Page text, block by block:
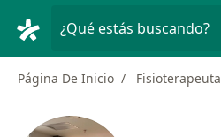
¿Qué estás buscando?
Página De Inicio Fisioterapeuta